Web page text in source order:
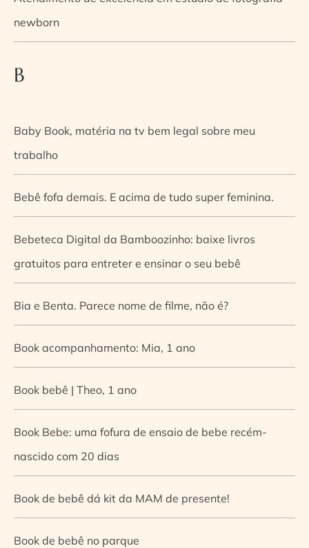
newborn
B
Baby Book, matéria na tv bem legal sobre meu
trabalho
Bebê fofa demais. E acima de tudo super feminina.
Bebeteca Digital da Bamboozinho: baixe livros
gratuitos para entreter e ensinar o seu bebê
Bia e Benta. Parece nome de filme, não é?
Book acompanhamento: Mia, 1 ano
Book bebê | Theo, 1 ano
Book Bebe: uma fofura de ensaio de bebe recém-
nascido com 20 dias
Book de bebê dá kit da MAM de presente!
Book de bebê no parque